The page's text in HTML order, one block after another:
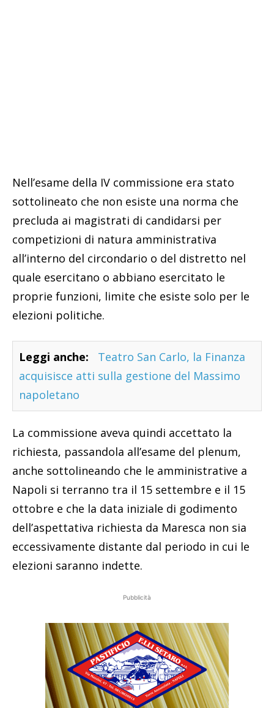
Nell’esame della IV commissione era stato
sottolineato che non esiste una norma che
precluda ai magistrati di candidarsi per
competizioni di natura amministrativa
all’interno del circondario o del distretto nel
quale esercitano o abbiano esercitato le
proprie funzioni, limite che esiste solo per le
elezioni politiche.
Leggi anche:
Teatro San Carlo, la Finanza
acquisisce atti sulla gestione del Massimo
napoletano
La commissione aveva quindi accettato la
richiesta, passandola all’esame del plenum,
anche sottolineando che le amministrative a
Napoli si terranno tra il 15 settembre e il 15
ottobre e che la data iniziale di godimento
dell’aspettativa richiesta da Maresca non sia
eccessivamente distante dal periodo in cui le
elezioni saranno indette.
Pubblicità